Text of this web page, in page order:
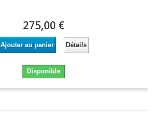
275,00 €
Ajouter au panier Détails
Disponible